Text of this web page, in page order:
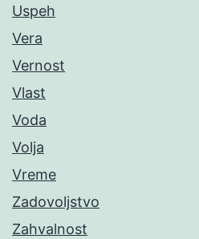
Uspeh
Vera
Vernost
Vlast
Voda
Volja
Vreme
Zadovoljstvo
Zahvalnost